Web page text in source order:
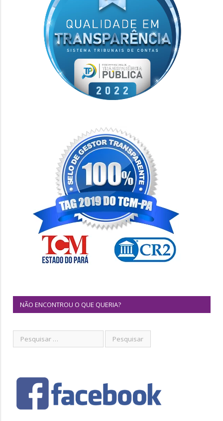
NÃO ENCONTROU O QUE QUERIA?